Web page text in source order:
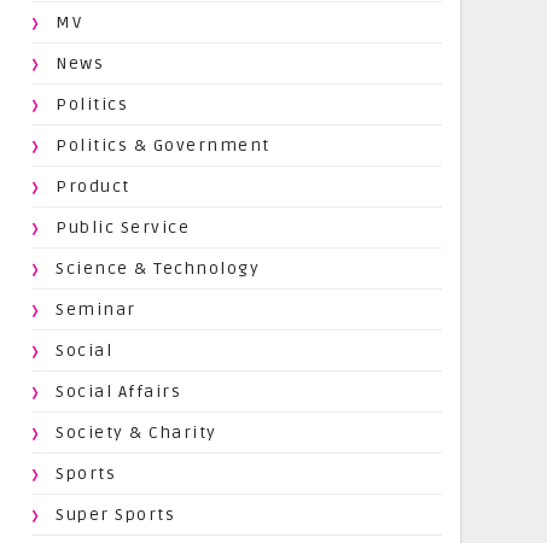
MV
News
Politics
Politics & Government
Product
Public Service
Science & Technology
Seminar
Social
Social Affairs
Society & Charity
Sports
Super Sports